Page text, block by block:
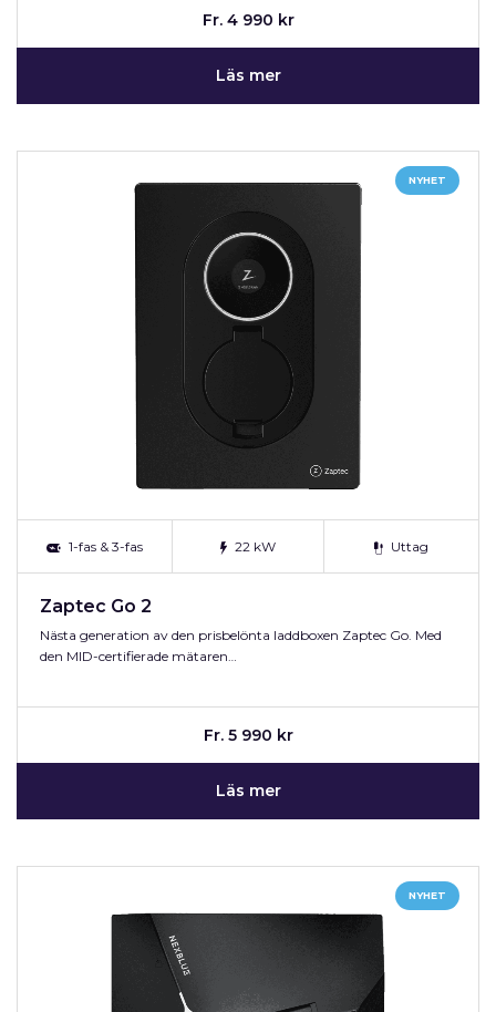
Fr. 4 990 kr
Läs mer
NYHET
1-fas & 3-fas 22 kW Uttag
Zaptec Go 2
Nästa generation av den prisbelönta laddboxen Zaptec Go. Med
den MID-certifierade mätaren…
Fr. 5 990 kr
Läs mer
NYHET